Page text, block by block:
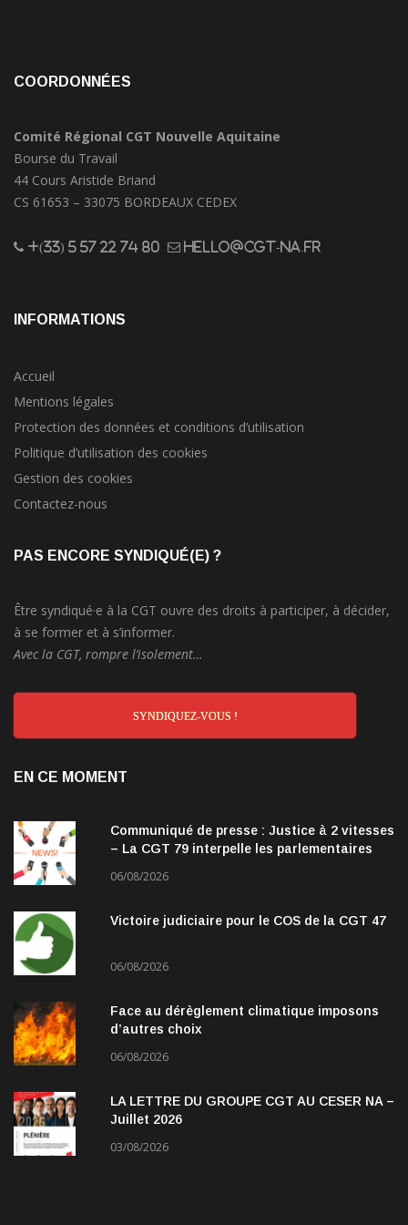
COORDONNÉES
Comité Régional CGT Nouvelle Aquitaine
Bourse du Travail
44 Cours Aristide Briand
CS 61653 – 33075 BORDEAUX CEDEX
+(33) 5 57 22 74 80 hello@cgt-na.fr
INFORMATIONS
Accueil
Mentions légales
Protection des données et conditions d’utilisation
Politique d’utilisation des cookies
Gestion des cookies
Contactez-nous
PAS ENCORE SYNDIQUÉ(E) ?
Être syndiqué·e à la CGT ouvre des droits à participer, à décider,
à se former et à s’informer.
Avec la CGT, rompre l’isolement…
SYNDIQUEZ-VOUS !
EN CE MOMENT
Communiqué de presse : Justice à 2 vitesses
– La CGT 79 interpelle les parlementaires
06/08/2026
Victoire judiciaire pour le COS de la CGT 47
06/08/2026
Face au dérèglement climatique imposons
d’autres choix
06/08/2026
LA LETTRE DU GROUPE CGT AU CESER NA –
Juillet 2026
03/08/2026